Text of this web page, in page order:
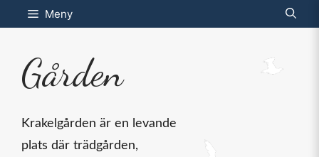
Hoppa
till
Meny
Gården
Krakelgården är en levande
plats där trädgården,